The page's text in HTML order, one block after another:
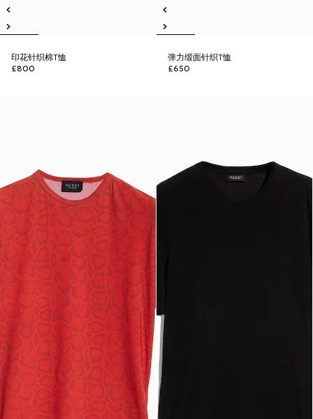
印花针织棉T恤
£800
弹力缎面针织T恤
£650